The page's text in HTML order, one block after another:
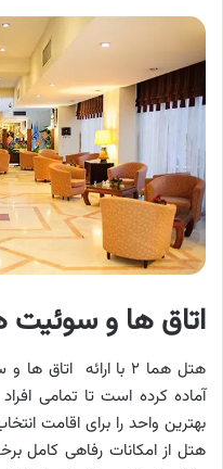
اتاق ‌ها و
هتل هما ۲ با ارائه
آماده کرده است تا تمامی
بهترین واحد را برای اقامت
هتل از امکانات رفاهی کامل